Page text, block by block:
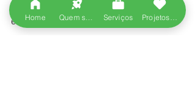
únicos. Entre em contato com a nossa
equipe para mais detalhes.
Home Serviços